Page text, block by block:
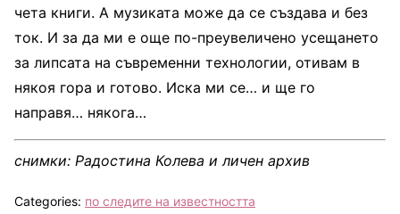
чета книги. А музиката може да се създава и без
ток. И за да ми е още по-преувеличено усещането
за липсата на съвременни технологии, отивам в
някоя гора и готово. Иска ми се… и ще го
направя… някога…
снимки: Радостина Колева и личен архив
Categories: по следите на известността